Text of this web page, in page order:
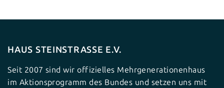
HAUS STEINSTRASSE E.V.
Seit 2007 sind wir offizielles Mehrgenerationenhaus
im Aktionsprogramm des Bundes und setzen uns mit